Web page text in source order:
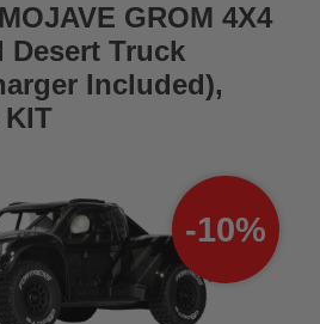
GROM 4X4
Desert Truck
Included),
-10%